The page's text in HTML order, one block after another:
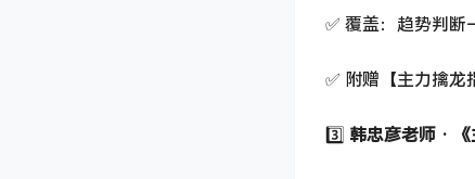
✅ 覆盖：趋势判
✅ 附赠【主力擒龙
3️⃣ 韩忠彦老师 ·